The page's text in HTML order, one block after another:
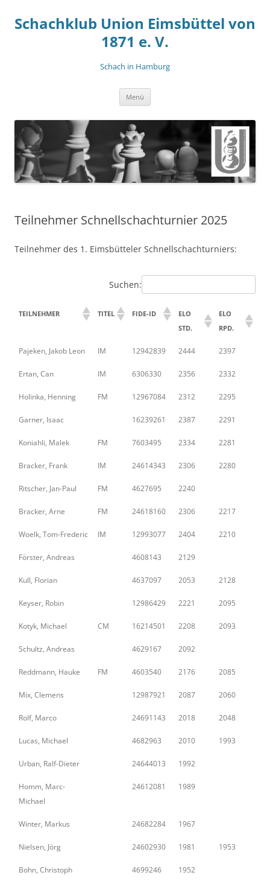
springen
Schachklub Union Eimsbüttel von
1871 e. V.
Schach in Hamburg
Menü
Teilnehmer Schnellschachturnier 2025
Teilnehmer des 1. Eimsbütteler Schnellschachturniers:
Suchen:
TEILNEHMER TITEL FIDE-ID
ELO
STD.
ELO
RPD.
Pajeken, Jakob Leon IM 12942839 2444 2397
Ertan, Can IM 6306330 2356 2332
Holinka, Henning FM 12967084 2312 2295
Garner, Isaac 16239261 2387 2291
Koniahli, Malek FM 7603495 2334 2281
Bracker, Frank IM 24614343 2306 2280
Ritscher, Jan-Paul FM 4627695 2240
Bracker, Arne FM 24618160 2306 2217
Woelk, Tom-Frederic IM 12993077 2404 2210
Förster, Andreas 4608143 2129
Kull, Florian 4637097 2053 2128
Keyser, Robin 12986429 2221 2095
Kotyk, Michael CM 16214501 2208 2093
Schultz, Andreas 4629167 2092
Reddmann, Hauke FM 4603540 2176 2085
Mix, Clemens 12987921 2087 2060
Rolf, Marco 24691143 2018 2048
Lucas, Michael 4682963 2010 1993
Urban, Ralf-Dieter 24644013 1992
Homm, Marc-
Michael
24612081 1989
Winter, Markus 24682284 1967
Nielsen, Jörg 24602930 1981 1953
Bohn, Christoph 4699246 1952